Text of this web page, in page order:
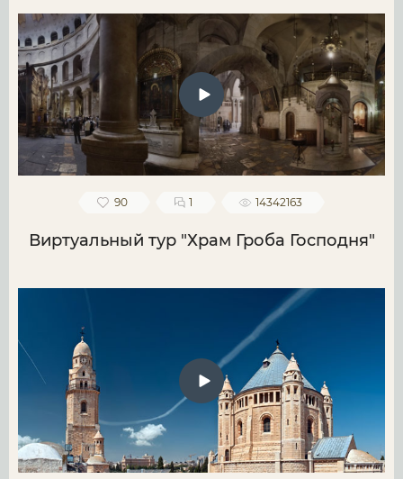
90 1 14342163
Виртуальный тур "Храм Гроба Господня"